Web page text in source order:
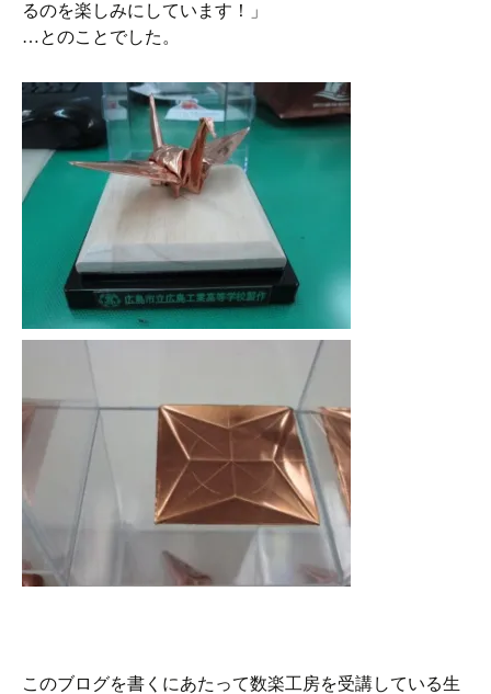
るのを楽しみにしています！」
…とのことでした。
このブログを書くにあたって数楽工房を受講している生